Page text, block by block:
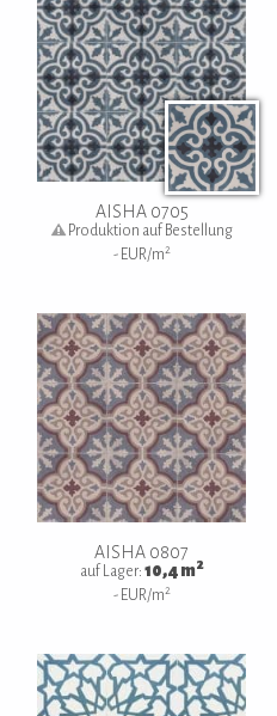
AISHA 0705
Produktion auf Bestellung
- EUR/m 2
AISHA 0807
auf Lager: 10,4m2
- EUR/m 2